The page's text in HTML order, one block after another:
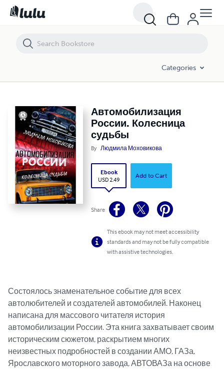
Categories
Автомобилизация
России. Колесница
судьбы
By Людмила Моховикова
Ebook
USD 2.49
Add to Cart
Share
This ebook may not meet accessibility
standards and may not be fully compatible
with assistive technologies.
Состоялось знаменательное событие для всех
автолюбителей и создателей автомобилей. Наконец
написана для массового читателя история
автомобилизации России. Эта книга захватывает своим
историческим сюжетом, раскрытием многих
неизвестных подробностей в создании АМО, ГАЗа,
Ярославского моторного завода, АВТОВАЗа на основе
Автомобилизация России. Колесница судьбы